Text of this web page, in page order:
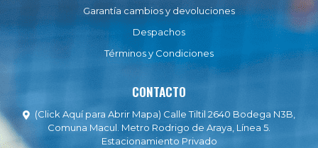
Garantía cambios y devoluciones
Despachos
Términos y Condiciones
CONTACTO
(Click Aquí para Abrir Mapa) Calle Tiltil 2640 Bodega N3B,
Comuna Macul. Metro Rodrigo de Araya, Línea 5.
Estacionamiento Privado